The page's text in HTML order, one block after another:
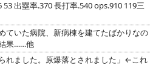
出塁率.370 長打率.540 ops.910 119三
ていた病院、新病棟を建てたばかりなの
果……他
れました。原爆落とされました」←これ